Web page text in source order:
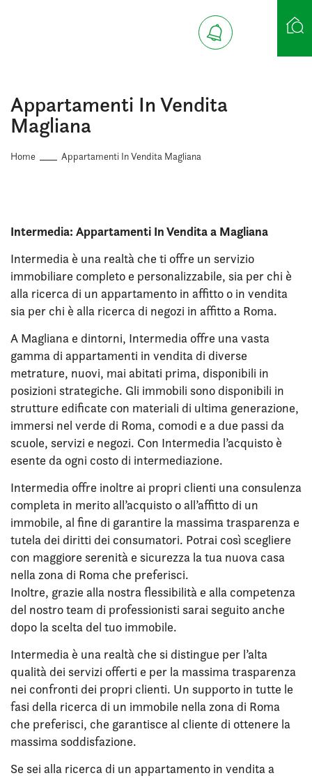
Appartamenti In Vendita
Magliana
Home Appartamenti In Vendita Magliana
Intermedia: Appartamenti In Vendita a Magliana
Intermedia è una realtà che ti offre un servizio
immobiliare completo e personalizzabile, sia per chi è
alla ricerca di un appartamento in affitto o in vendita
sia per chi è alla ricerca di negozi in affitto a Roma.
A Magliana e dintorni, Intermedia offre una vasta
gamma di appartamenti in vendita di diverse
metrature, nuovi, mai abitati prima, disponibili in
posizioni strategiche. Gli immobili sono disponibili in
strutture edificate con materiali di ultima generazione,
immersi nel verde di Roma, comodi e a due passi da
scuole, servizi e negozi. Con Intermedia l’acquisto è
esente da ogni costo di intermediazione.
Intermedia offre inoltre ai propri clienti una consulenza
completa in merito all’acquisto o all’affitto di un
immobile, al fine di garantire la massima trasparenza e
tutela dei diritti dei consumatori. Potrai così scegliere
con maggiore serenità e sicurezza la tua nuova casa
nella zona di Roma che preferisci.
Inoltre, grazie alla nostra flessibilità e alla competenza
del nostro team di professionisti sarai seguito anche
dopo la scelta del tuo immobile.
Intermedia è una realtà che si distingue per l’alta
qualità dei servizi offerti e per la massima trasparenza
nei confronti dei propri clienti. Un supporto in tutte le
fasi della ricerca di un immobile nella zona di Roma
che preferisci, che garantisce al cliente di ottenere la
massima soddisfazione.
Se sei alla ricerca di un appartamento in vendita a